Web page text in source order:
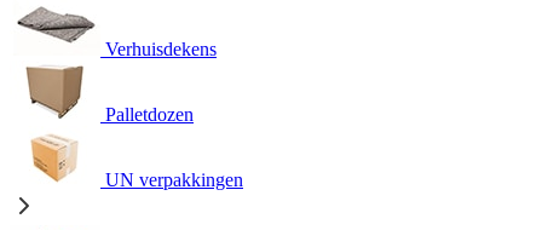
Verhuisdekens
Palletdozen
UN verpakkingen